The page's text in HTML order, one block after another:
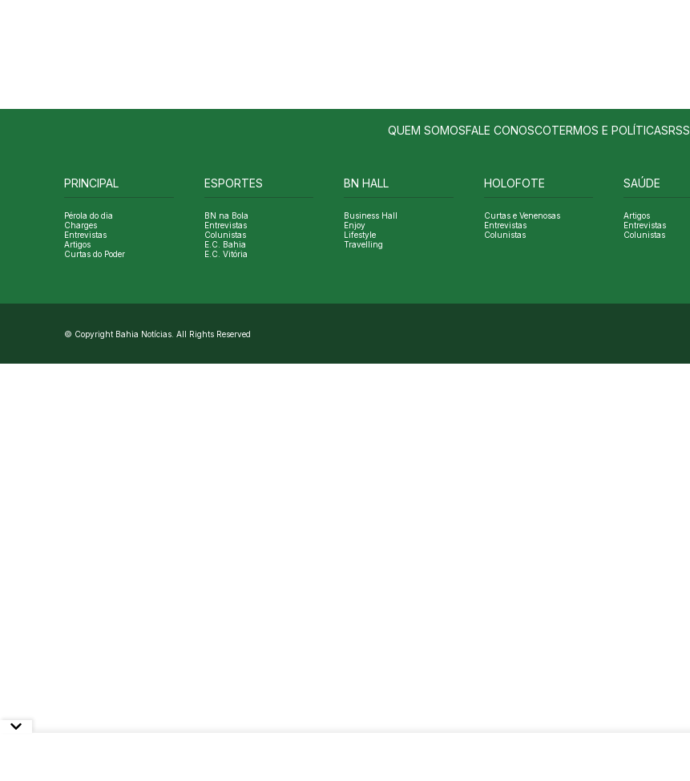
QUEM SOMOSFALE CONOSCOTERMOS E POLÍTICASRSS
PRINCIPAL
Pérola do dia
Charges
Entrevistas
Artigos
Curtas do Poder
ESPORTES
BN na Bola
Entrevistas
Colunistas
E.C. Bahia
E.C. Vitória
BN HALL
Business Hall
Enjoy
Lifestyle
Travelling
HOLOFOTE
Curtas e Venenosas
Entrevistas
Colunistas
SAÚDE
Artigos
Entrevistas
Colunistas
© Copyright Bahia Notícias. All Rights Reserved